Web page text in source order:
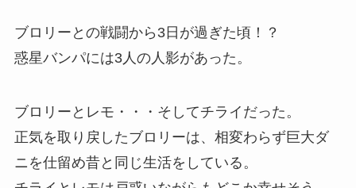
ブロリーとの戦闘から3日が過ぎた頃！？
惑星バンパには3人の人影があった。
ブロリーとレモ・・・そしてチライだった。
正気を取り戻したブロリーは、相変わらず巨大ダ
ニを仕留め昔と同じ生活をしている。